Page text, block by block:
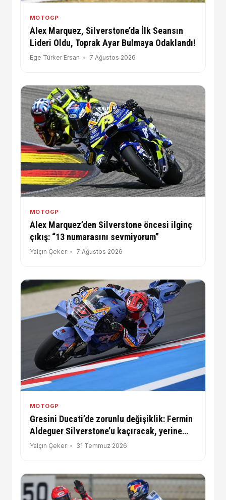
MOTOGP
Alex Marquez, Silverstone’da İlk Seansın
Lideri Oldu, Toprak Ayar Bulmaya Odaklandı!
Ege Türker Ersan 7 Ağustos 2026
MOTOGP
Alex Marquez’den Silverstone öncesi ilginç
çıkış: “13 numarasını sevmiyorum”
Yalçın Çeker 7 Ağustos 2026
MOTOGP
Gresini Ducati’de zorunlu değişiklik: Fermin
Aldeguer Silverstone’u kaçıracak, yerine
Iker Lecuona yarışacak
Yalçın Çeker 31 Temmuz 2026